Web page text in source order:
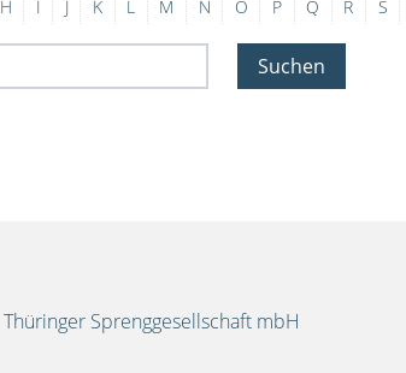
H I J K L M N O P Q R S
Suchen
Thüringer Sprenggesellschaft mbH